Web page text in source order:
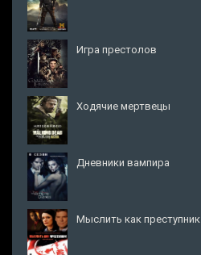
Игра престолов
Ходячие мертвецы
Дневники вампира
Мыслить как преступник